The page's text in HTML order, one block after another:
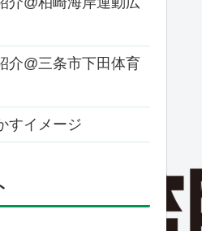
介@三条市下田体育
すイメージ